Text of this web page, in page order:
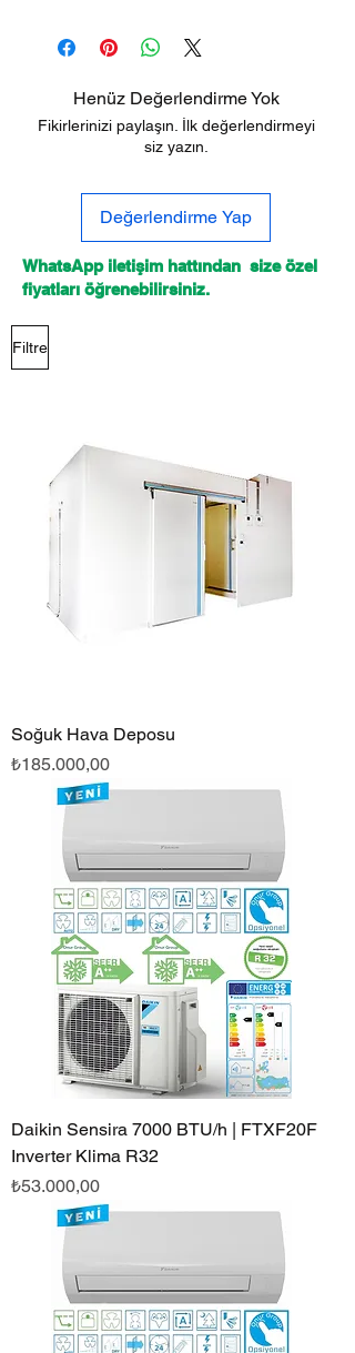
Henüz Değerlendirme Yok
Fikirlerinizi paylaşın. İlk değerlendirmeyi
siz yazın.
Değerlendirme Yap
WhatsApp iletişim hattından size özel
fiyatları öğrenebilirsiniz.
Filtre
Soğuk Hava Deposu
Fiyat
₺185.000,00
Daikin Sensira 7000 BTU/h | FTXF20F
Inverter Klima R32
Fiyat
₺53.000,00